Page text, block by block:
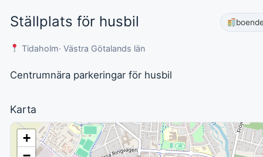
Ställplats för husbil
Tidaholm· Västra Götalands län
Centrumnära parkeringar för husbil
Karta
+